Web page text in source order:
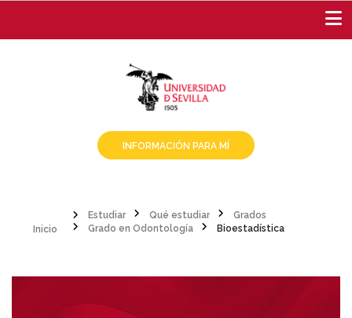
contenido
INFORMACIÓN PARA MÍ
Sobrescribir
Estudiar Qué estudiar
Grados
Grado en Odontología
Bioestadística